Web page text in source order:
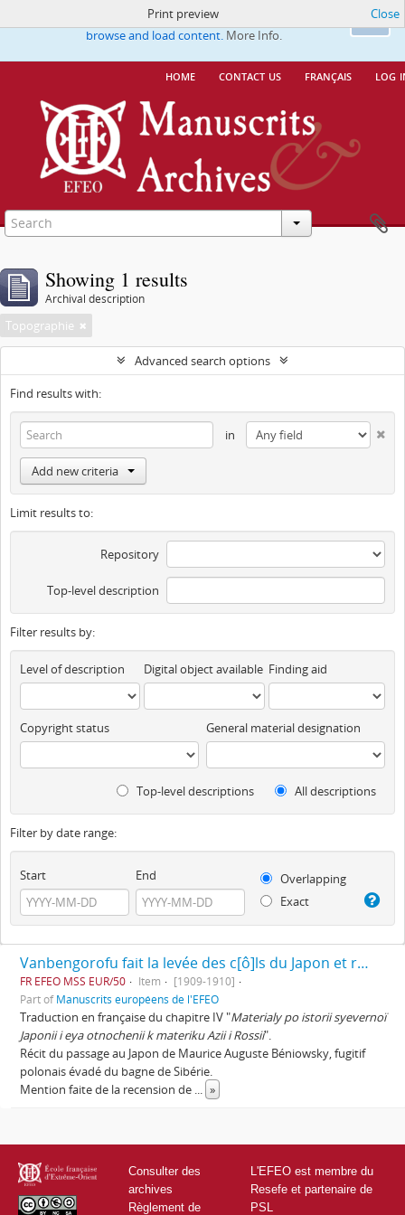
Ok
This website uses cookies to enhance your ability to
browse and load content. More Info.
home contact us français log
Print preview Close
Showing 1 results
Archival description
Topographie
Advanced search options
Find results with:
in
Add new criteria
Limit results to:
Repository
Top-level description
Filter results by:
Level of description Digital object available Finding aid
Copyright status General material designation
Top-level descriptions All descriptions
Filter by date range:
Start End
Overlapping
Exact
Vanbengorofu fait la levée des c[ô]ls du Japon et retourne en Europe de Dimitrii Pozdnyeef
FR EFEO MSS EUR/50 Item
[1909-1910]
Part ofManuscrits européens de l'EFEO
Traduction en française du chapitre IV "Materialy po istorii syevernoï
Japonii i eya otnochenii k materiku Azii i Rossii".
Récit du passage au Japon de Maurice Auguste Béniowsky, fugitif
polonais évadé du bagne de Sibérie.
Mention faite de la recension de ... »
Consulter des
archives
Règlement de
L'EFEO est membre du
Resefe et partenaire de
PSL